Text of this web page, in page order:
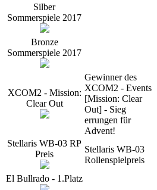
Silber
Sommerspiele 2017
Bronze
Sommerspiele 2017
XCOM2 - Mission:
Clear Out
Gewinner des
XCOM2 - Events
[Mission: Clear
Out] - Sieg
errungen für
Advent!
Stellaris WB-03 RP
Preis
Stellaris WB-03
Rollenspielpreis
El Bullrado - 1.Platz